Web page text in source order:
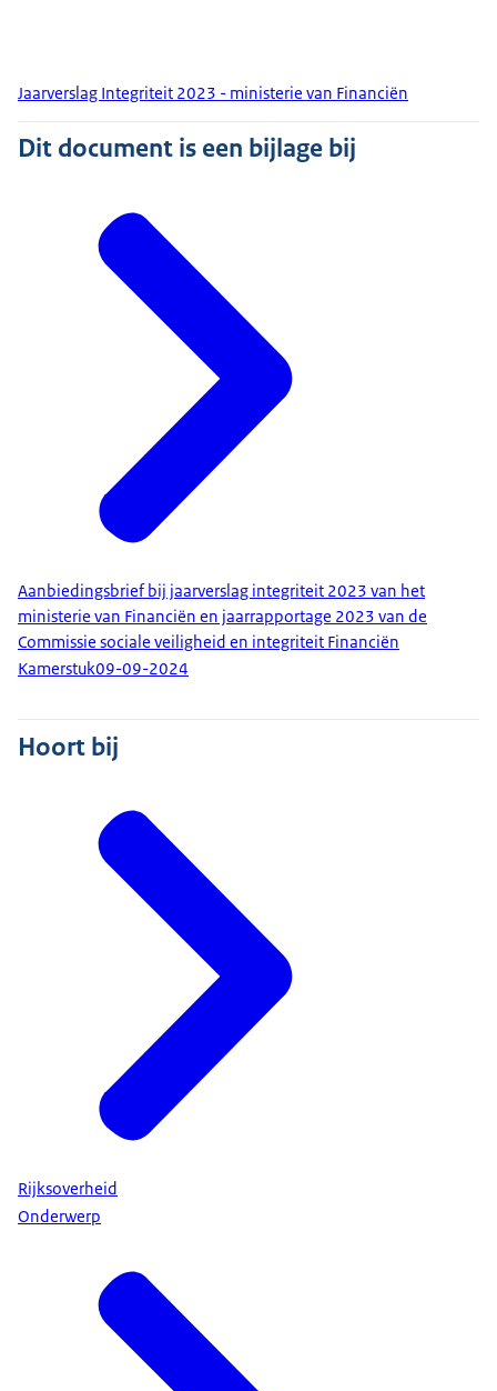
Jaarverslag Integriteit 2023 - ministerie van Financiën
Dit document is een bijlage bij
Aanbiedingsbrief bij jaarverslag integriteit 2023 van het
ministerie van Financiën en jaarrapportage 2023 van de
Commissie sociale veiligheid en integriteit Financiën
Kamerstuk09-09-2024
Hoort bij
Rijksoverheid
Onderwerp